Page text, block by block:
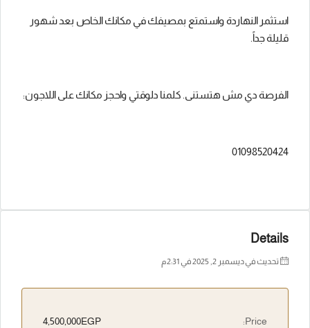
استثمر النهاردة واستمتع بمصيفك في مكانك الخاص بعد شهور
قليلة جداً.
الفرصة دي مش هتستنى. كلمنا دلوقتي واحجز مكانك على اللاجون:
01098520424
Details
تحديث في ديسمبر 2, 2025 في 2:31 م
Price:
4,500,000EGP